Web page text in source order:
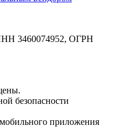
3460074952, ОГРН
безопасности
приложения